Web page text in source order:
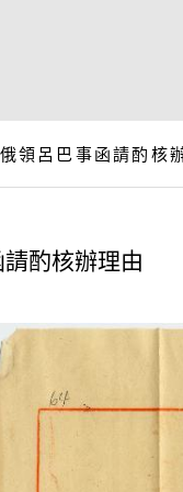
俄領呂巴事函請酌核
酌核辦理由